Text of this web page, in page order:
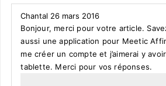
Chantal 26 mars 2016
Bonjour, merci pour votre article.
aussi une application pour Meetic
me créer un compte et j’aimerai y
tablette. Merci pour vos réponses.